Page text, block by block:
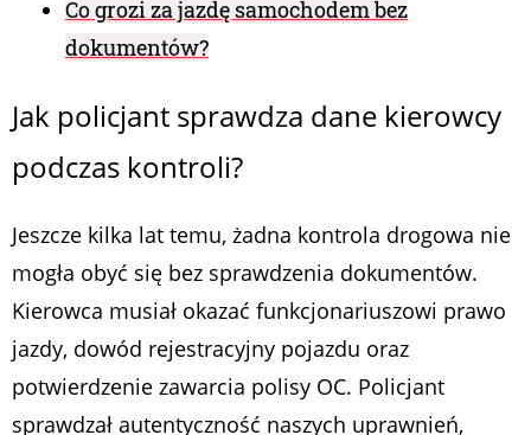
Co grozi za jazdę samochodem bez
dokumentów?
Jak policjant sprawdza dane kierowcy
podczas kontroli?
Jeszcze kilka lat temu, żadna kontrola drogowa nie
mogła obyć się bez sprawdzenia dokumentów.
Kierowca musiał okazać funkcjonariuszowi prawo
jazdy, dowód rejestracyjny pojazdu oraz
potwierdzenie zawarcia polisy OC. Policjant
sprawdzał autentyczność naszych uprawnień,